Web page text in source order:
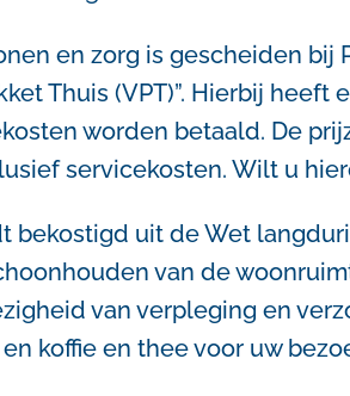
en zorg is gescheiden
Thuis (VPT)”. Hierbij
worden betaald. De
servicekosten. Wilt u
bekostigd uit de Wet
van de
van verpleging en
koffie en thee voor uw